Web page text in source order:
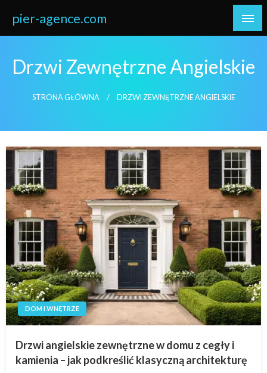
content
pier-agence.com
Drzwi Zewnętrzne Angielskie
STRONA GŁÓWNA DRZWI ZEWNĘTRZNE ANGIELSKIE
DOM I WNĘTRZE
Drzwi angielskie zewnętrzne w domu z cegły i
kamienia – jak podkreślić klasyczną architekturę